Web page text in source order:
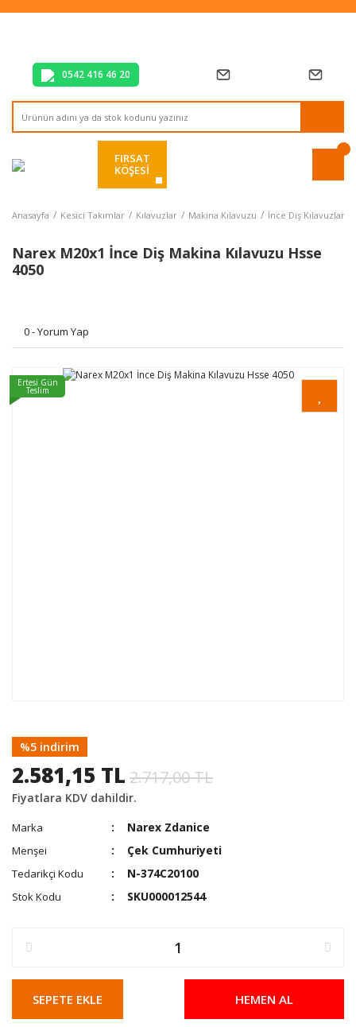
Tüm Alışverişlerde Vade Farksız 2 Taksit!
0542 416 46 20
FIRSAT
KÖŞESİ
Anasayfa Kesici Takımlar Kılavuzlar Makina Kılavuzu İnce Diş Kılavuzlar
Narex M20x1 İnce Diş Makina Kılavuzu Hsse
4050
0 - Yorum Yap
Ertesi Gün
Teslim
%5 indirim
2.581,15 TL 2.717,00 TL
Fiyatlara KDV dahildir.
Marka Narex Zdanice
Menşei Çek Cumhuriyeti
Tedarikçi Kodu N-374C20100
Stok Kodu SKU000012544
SEPETE EKLE HEMEN AL